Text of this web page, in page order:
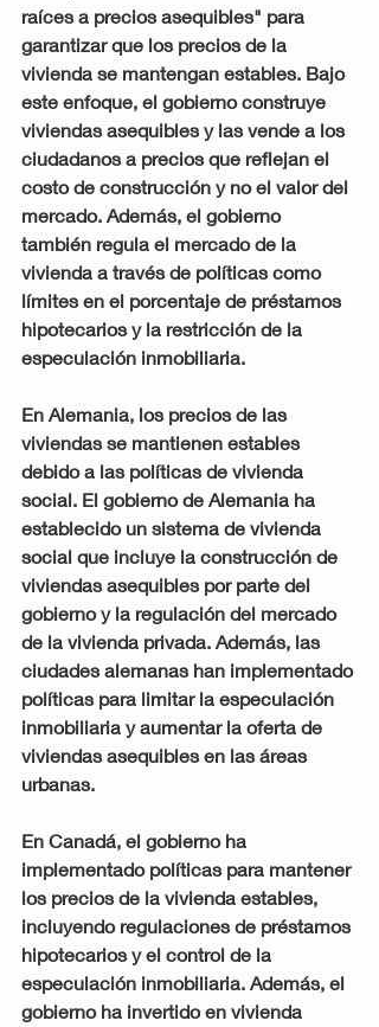
raíces a precios asequibles" para
garantizar que los precios de la
vivienda se mantengan estables. Bajo
este enfoque, el gobierno construye
viviendas asequibles y las vende a los
ciudadanos a precios que reflejan el
costo de construcción y no el valor del
mercado. Además, el gobierno
también regula el mercado de la
vivienda a través de políticas como
límites en el porcentaje de préstamos
hipotecarios y la restricción de la
especulación inmobiliaria.
En Alemania, los precios de las
viviendas se mantienen estables
debido a las políticas de vivienda
social. El gobierno de Alemania ha
establecido un sistema de vivienda
social que incluye la construcción de
viviendas asequibles por parte del
gobierno y la regulación del mercado
de la vivienda privada. Además, las
ciudades alemanas han implementado
políticas para limitar la especulación
inmobiliaria y aumentar la oferta de
viviendas asequibles en las áreas
urbanas.
En Canadá, el gobierno ha
implementado políticas para mantener
los precios de la vivienda estables,
incluyendo regulaciones de préstamos
hipotecarios y el control de la
especulación inmobiliaria. Además, el
gobierno ha invertido en vivienda